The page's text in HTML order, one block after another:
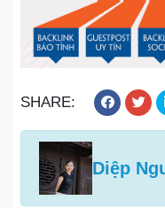
SHARE:
Diệp